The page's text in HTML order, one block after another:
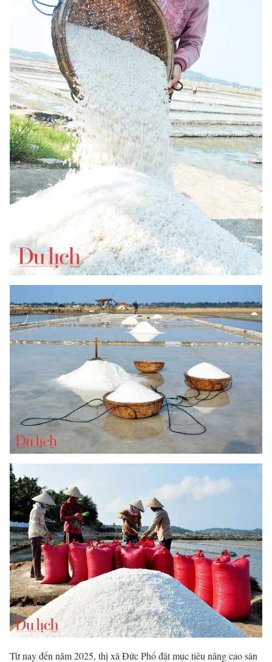
Từ nay đến năm 2025, thị xã Đức Phổ đặt mục tiêu nâng cao sản